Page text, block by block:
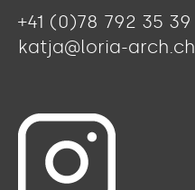
+41 (0)78 792 35 39
katja@loria-arch.ch